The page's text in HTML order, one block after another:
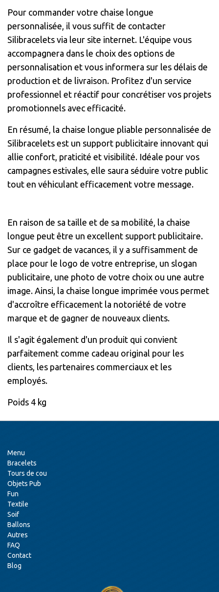
Pour commander votre chaise longue
personnalisée, il vous suffit de contacter
Silibracelets via leur site internet. L'équipe vous
accompagnera dans le choix des options de
personnalisation et vous informera sur les délais de
production et de livraison. Profitez d'un service
professionnel et réactif pour concrétiser vos projets
promotionnels avec efficacité.
En résumé, la chaise longue pliable personnalisée de
Silibracelets est un support publicitaire innovant qui
allie confort, praticité et visibilité. Idéale pour vos
campagnes estivales, elle saura séduire votre public
tout en véhiculant efficacement votre message.
En raison de sa taille et de sa mobilité, la chaise
longue peut être un excellent support publicitaire.
Sur ce gadget de vacances, il y a suffisamment de
place pour le logo de votre entreprise, un slogan
publicitaire, une photo de votre choix ou une autre
image. Ainsi, la chaise longue imprimée vous permet
d'accroître efficacement la notoriété de votre
marque et de gagner de nouveaux clients.
Il s'agit également d'un produit qui convient
parfaitement comme cadeau original pour les
clients, les partenaires commerciaux et les
employés.
Poids 4 kg
Menu
Bracelets
Tours de cou
Objets Pub
Fun
Textile
Soif
Ballons
Autres
FAQ
Contact
Blog